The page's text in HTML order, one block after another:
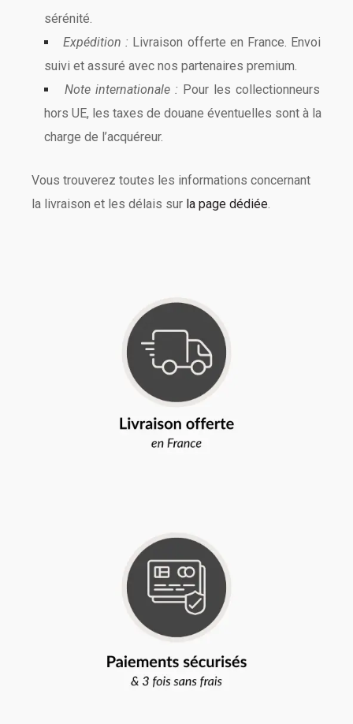
sérénité.
Expédition : Livraison offerte en France. Envoi
suivi et assuré avec nos partenaires premium.
Note internationale : Pour les collectionneurs
hors UE, les taxes de douane éventuelles sont à la
charge de l’acquéreur.
Vous trouverez toutes les informations concernant
la livraison et les délais sur la page dédiée.